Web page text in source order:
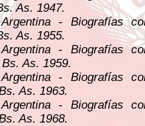
As. 1947.
- Biografías
As. 1955.
- Biografías
As. 1959.
- Biografías
As. 1963.
- Biografías
As. 1968.